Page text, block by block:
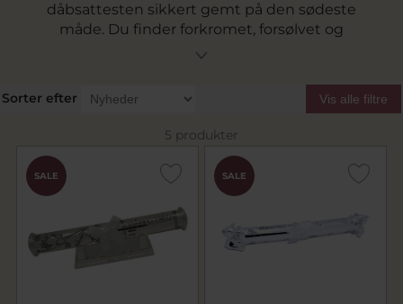
dåbsattesten sikkert gemt på den sødeste
måde. Du finder forkromet, forsølvet og
fortrinnede dåbsrør fra Nordahl Andersen som
plads til personlige graveringer af barnets navn.
Forevig barnets dåb med et fint og dekorativt
dåbsrør der kan stå og pynte på børneværelset.
Sorter efter Vis alle filtre
5 produkter
SALE SALE